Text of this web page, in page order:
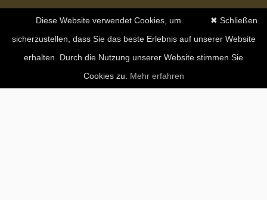
✖ Schließen
Diese Website verwendet Cookies, um
sicherzustellen, dass Sie das beste Erlebnis auf unserer Website
erhalten. Durch die Nutzung unserer Website stimmen Sie
Cookies zu. Mehr erfahren